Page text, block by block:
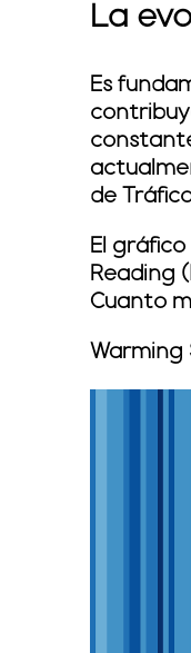
La
Es
de
El
Reading
Cuanto
Warming